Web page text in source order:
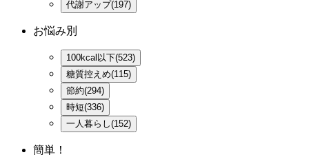
代謝アップ(197)
お悩み別
100kcal以下(523)
糖質控えめ(115)
節約(294)
時短(336)
一人暮らし(152)
簡単！